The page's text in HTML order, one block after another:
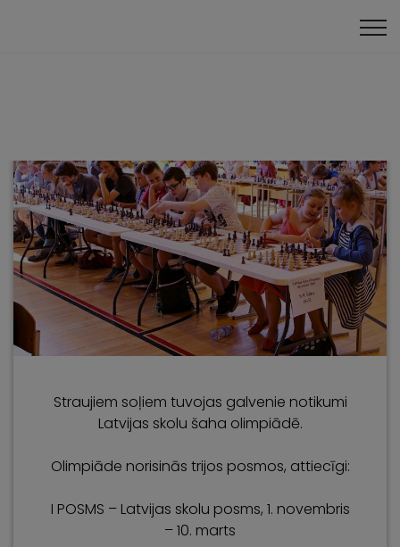
Straujiem soļiem tuvojas galvenie notikumi
Latvijas skolu šaha olimpiādē.
Olimpiāde norisinās trijos posmos, attiecīgi:
I POSMS – Latvijas skolu posms, 1. novembris
– 10. marts